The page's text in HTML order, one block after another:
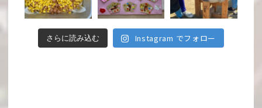
さらに読み込む Instagram でフォロー